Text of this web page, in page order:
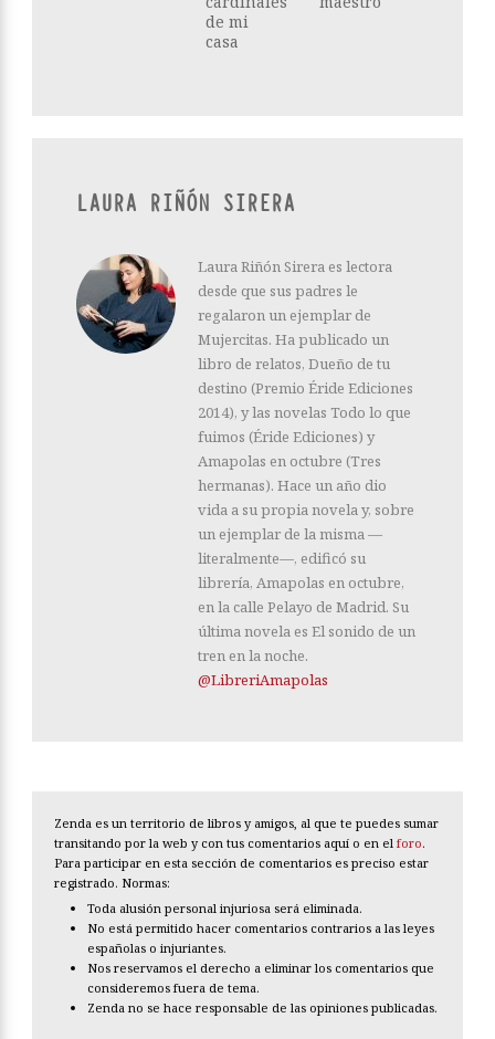
de mi
casa
LAURA RIÑÓN SIRERA
Laura Riñón Sirera es lectora
desde que sus padres le
regalaron un ejemplar de
Mujercitas. Ha publicado un
libro de relatos, Dueño de tu
destino (Premio Éride Ediciones
2014), y las novelas Todo lo que
fuimos (Éride Ediciones) y
Amapolas en octubre (Tres
hermanas). Hace un año dio
vida a su propia novela y, sobre
un ejemplar de la misma —
literalmente—, edificó su
librería, Amapolas en octubre,
en la calle Pelayo de Madrid. Su
última novela es El sonido de un
tren en la noche.
@LibreriAmapolas
Zenda es un territorio de libros y amigos, al que te puedes sumar
transitando por la web y con tus comentarios aquí o en el foro.
Para participar en esta sección de comentarios es preciso estar
registrado. Normas:
Toda alusión personal injuriosa será eliminada.
No está permitido hacer comentarios contrarios a las leyes
españolas o injuriantes.
Nos reservamos el derecho a eliminar los comentarios que
consideremos fuera de tema.
Zenda no se hace responsable de las opiniones publicadas.